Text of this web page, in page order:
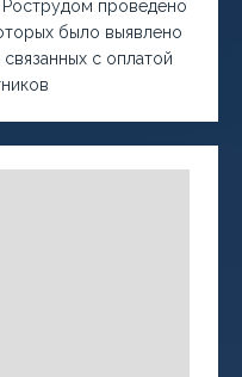
Рострудом проведено
было выявлено
с оплатой